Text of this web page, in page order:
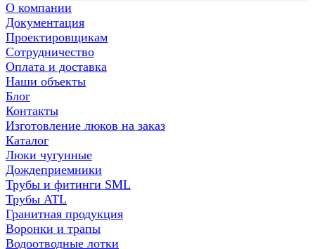
О компании
Документация
Проектировщикам
Сотрудничество
Оплата и доставка
Наши объекты
Блог
Контакты
Изготовление люков на заказ
Каталог
Люки чугунные
Дождеприемники
Трубы и фитинги SML
Трубы ATL
Гранитная продукция
Воронки и трапы
Водоотводные лотки